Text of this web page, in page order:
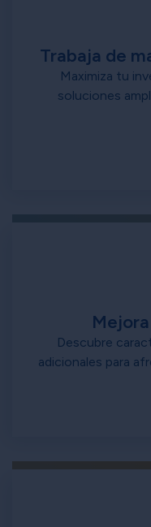
Trabaja de
Maximiza tu
soluciones
Descubre
adicionales para